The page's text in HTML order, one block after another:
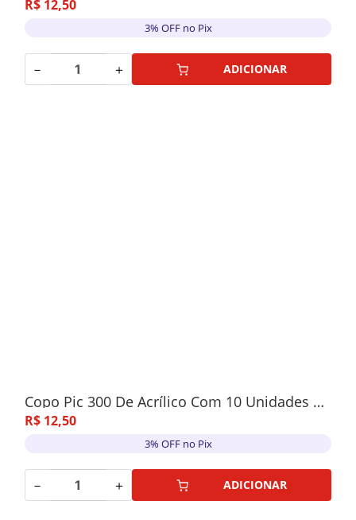
R$ 12,50
3% OFF no Pix
－ ＋ ADICIONAR
Copo Pic 300 De Acrílico Com 10 Unidades Verde Neon
R$ 12,50
3% OFF no Pix
－ ＋ ADICIONAR